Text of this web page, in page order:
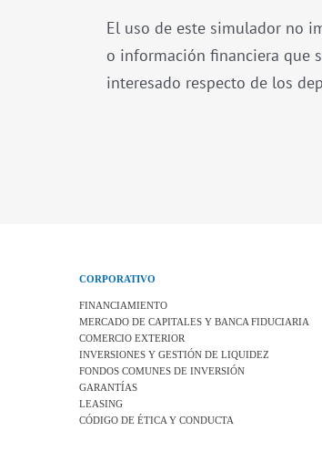
El uso de este simulador no
o información financiera que
interesado respecto de los
CORPORATIVO
FINANCIAMIENTO
MERCADO DE CAPITALES Y BANCA FIDUCIARIA
COMERCIO EXTERIOR
INVERSIONES Y GESTIÓN DE LIQUIDEZ
FONDOS COMUNES DE INVERSIÓN
GARANTÍAS
LEASING
CÓDIGO DE ÉTICA Y CONDUCTA